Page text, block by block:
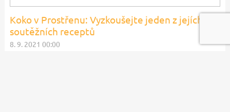
Koko v Prostřenu: Vyzkoušejte jeden z jejích
soutěžních receptů
8. 9. 2021 00:00